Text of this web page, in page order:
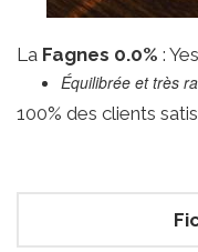
La Fagnes 0.0% :
Équilibrée et très
100% des clients